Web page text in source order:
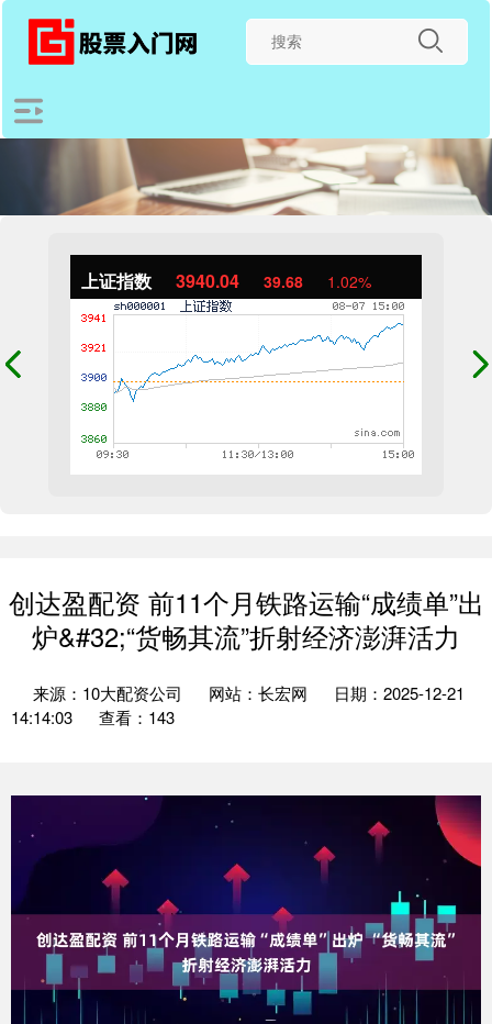
上证指数 3940.04 39.68 1.02%
创达盈配资 前11个月铁路运输“成绩单”出
炉&#32;“货畅其流”折射经济澎湃活力
来源：10大配资公司 网站：长宏网
日期：2025-12-21
14:14:03
查看：143